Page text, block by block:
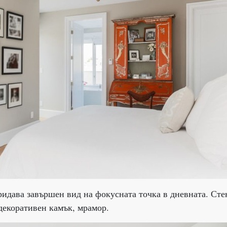
завършен вид на фокусната точка в дневната.
камък, мрамор.